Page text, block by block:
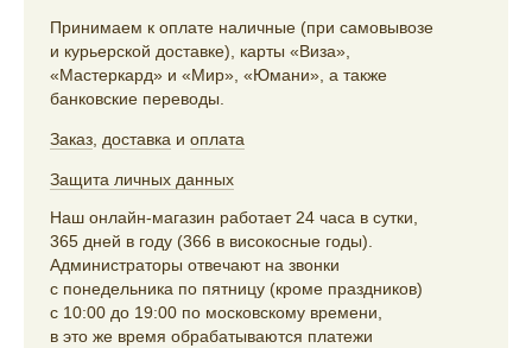
Принимаем к оплате наличные (при самовывозе
и курьерской доставке), карты «Виза»,
«Мастеркард» и «Мир», «Юмани», а также
банковские переводы.
Заказ доставка и оплата
Защита личных данных
Наш онлайн-магазин работает 24 часа в сутки,
365 дней в году (366 в високосные годы).
Администраторы отвечают на звонки
с понедельника по пятницу (кроме праздников)
с 10:00 до 19:00 по московскому времени,
в это же время обрабатываются платежи